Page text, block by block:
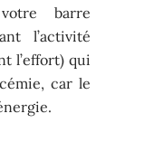
barre
l’activité
l’effort) qui
car le